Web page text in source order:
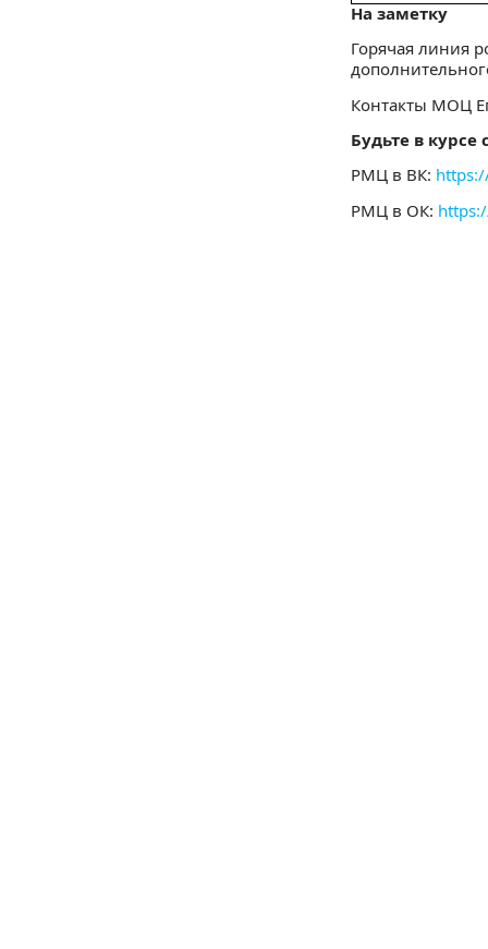
На заметку
Горячая линия
Контакты МОЦ
Будьте в курсе
РМЦ в ВК:
РМЦ в ОК: